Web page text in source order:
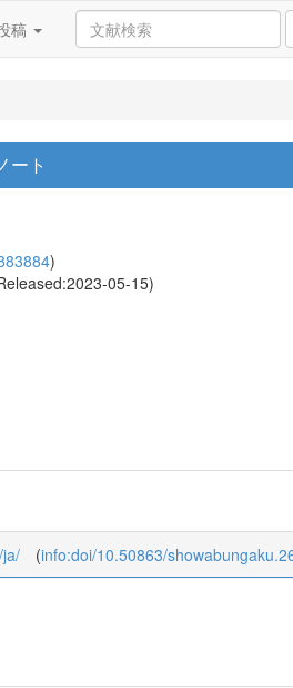
稿
ート
)
05-15)
(info:doi/10.50863/